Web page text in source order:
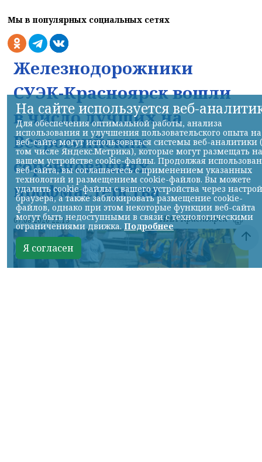
Мы в популярных социальных сетях
Железнодорожники
СУЭК-Красноярск вошли
в число лучших на
Всероссийских
соревнованиях
профмастерства
07.08.2026 22:13 НИА-Красноярск
На сайте используется веб-
Для обеспечения оптимальной работы, анализа
использования и улучшения пользовательского опыта на
веб-сайте могут использоваться системы веб-аналитики
том числе Яндекс.Метрика), которые могут размещать на
вашем устройстве cookie-файлы. Продолжая
веб-сайта, вы соглашаетесь с применением указанных
технологий и размещением cookie-файлов. Вы можете
удалить cookie-файлы с вашего устройства через
браузера, а также заблокировать размещение cookie-
файлов, однако при этом некоторые функции веб-сайта
могут быть недоступными в связи с технологическими
ограничениями движка.Подробнее
Я согласен